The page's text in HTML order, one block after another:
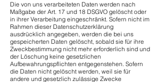
Die von uns verarbeiteten Daten werden nach
Maßgabe der Art. 17 und 18 DSGVO gelöscht oder
in ihrer Verarbeitung eingeschränkt. Sofern nicht im
Rahmen dieser Datenschutzerklärung
ausdrücklich angegeben, werden die bei uns
gespeicherten Daten gelöscht, sobald sie für ihre
Zweckbestimmung nicht mehr erforderlich sind und
der Löschung keine gesetzlichen
Aufbewahrungspflichten entgegenstehen. Sofern
die Daten nicht gelöscht werden, weil sie für
andere und gesetzlich zulässige Zwecke